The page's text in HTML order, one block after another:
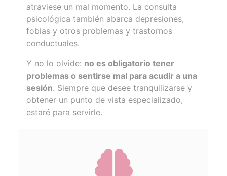
atraviese un mal momento. La consulta
psicológica también abarca depresiones,
fobias y otros problemas y trastornos
conductuales.
Y no lo olvide: no es obligatorio tener
problemas o sentirse mal para acudir a una
sesión. Siempre que desee tranquilizarse y
obtener un punto de vista especializado,
estaré para servirle.
fa-